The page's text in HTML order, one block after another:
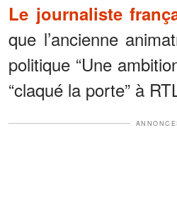
Le journaliste
que l’ancienne
politique “Une
“claqué la porte” à